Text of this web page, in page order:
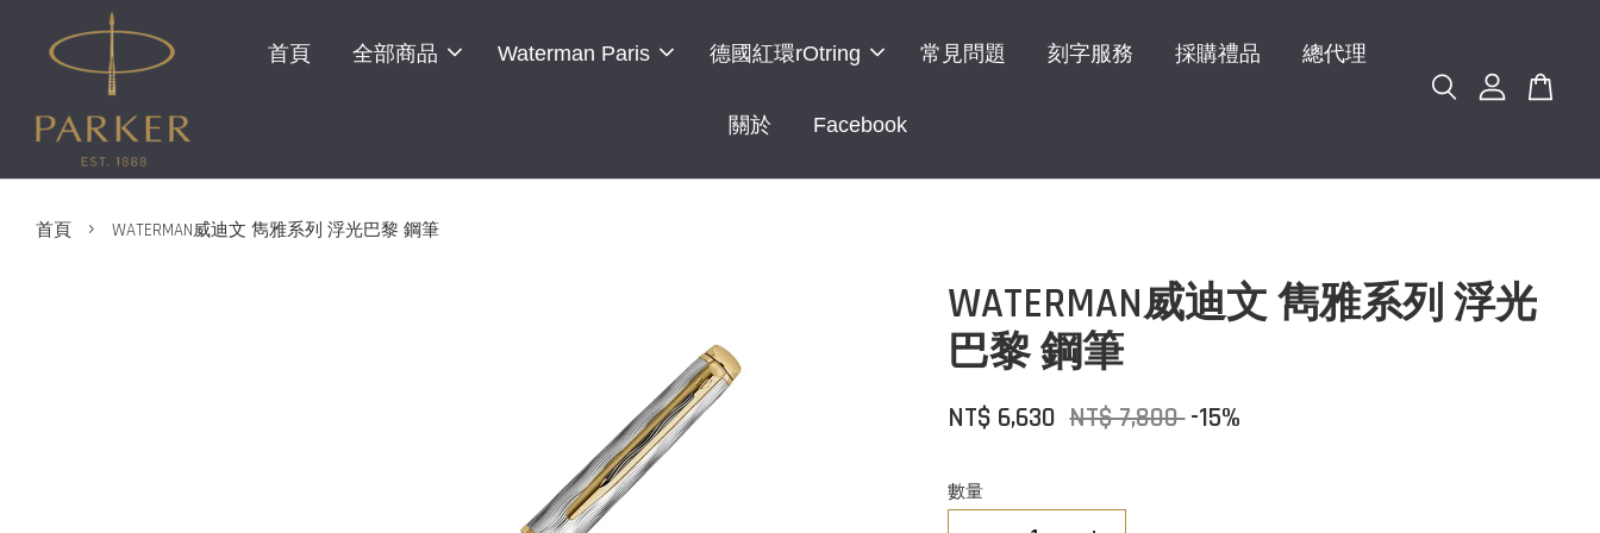
首頁 全部商品 Waterman Paris 德國紅環rOtring 常見問題 刻字服務 採購禮品 總代理
關於 Facebook
首頁 › WATERMAN威迪文 雋雅系列 浮光巴黎 鋼筆
WATERMAN威迪文 雋雅系列 浮光
巴黎 鋼筆
NT$ 6,630 NT$ 7,800-15%
數量